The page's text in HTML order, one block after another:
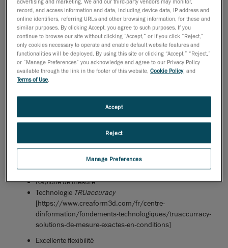
gamme de produits pour le contrôle de la qualité et
l’inspection destinés aux secteurs industriel et
manufacturier, Creaform a mis au point les scanners
sur CMM optique montés sur robot de série
MetraSCAN-R. Offert en 2 versions (70-R et 210-R), ce
sont des scanners rapides, exacts et flexibles destinés
aux applications d’inspection automatisée et
robotisée.
sera lancée le 6 mai et
présentée pour la toute 1refois lors du salon
en Allemagne, qui se tiendra du
14 au 17 mai prochains (Hall 5, stand 5108).
Avantages et caractéristiques
Rapidité de mesure
Technologie TRUaccuracy
[https://www.creaform3d.com/fr/centre-
dinformation/fondements-technologiques/truaccurracy-
solutions-de-mesure-exactes-en-conditions]
Excellente flexibilité
advertising and marketing. We and our third-party vendors may monitor,
record, and access information and data, including device data, IP address and
online identifiers, referring URLs and other browsing information, for these and
similar purposes. By clicking Accept, you agree to such purposes. If you
continue to browse our site without clicking “Accept,” or if you click “Reject,”
only cookies necessary to operate and enable default website features and
functionalities will be deployed. By using this site or clicking “Accept,” “Reject,”
or “Manage Preferences” you acknowledge and agree to our Privacy Policy
available through the link in the footer of this website,Cookie Policy, and
Terms of Use.
Manage Preferences
Reject
Accept